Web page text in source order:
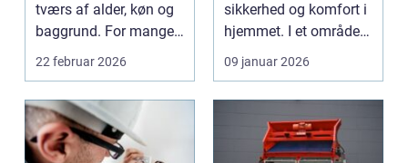
tværs af alder, køn og
baggrund. For mange
s...
22 februar 2026
sikkerhed og komfort i
hjemmet. I et område
som Vedbæk, h...
09 januar 2026